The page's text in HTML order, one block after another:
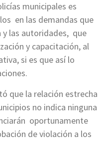
municipales es
en las demandas que
las autoridades, que
y capacitación, al
si es que así lo
que la relación estrecha
no indica ninguna
oportunamente
de violación a los